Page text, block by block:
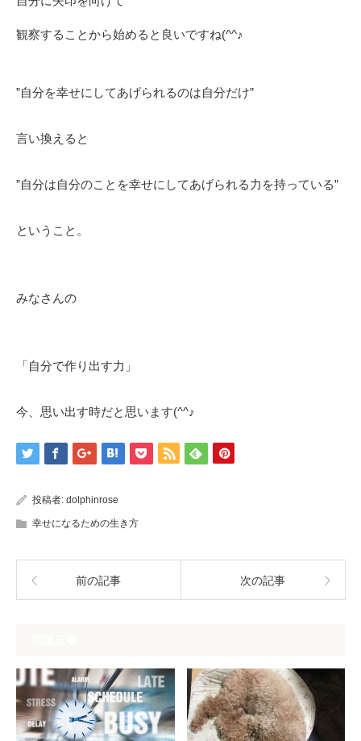
観察することから始めると良いですね(^^♪
”自分を幸せにしてあげられるのは自分だけ”
言い換えると
”自分は自分のことを幸せにしてあげられる力を持っている”
ということ。
みなさんの
「自分で作り出す力」
今、思い出す時だと思います(^^♪
投稿者: dolphinrose
幸せになるための生き方
前の記事 次の記事